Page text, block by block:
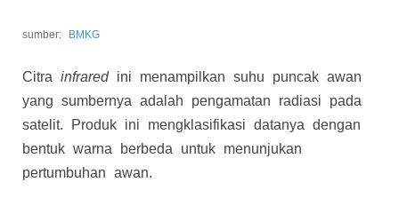
sumber: BMKG
Citra infraredini menampilkan suhu puncak awan
yang sumbernya adalah pengamatan radiasi pada
satelit. Produk ini mengklasifikasi datanya dengan
bentuk warna berbeda untuk menunjukan
pertumbuhan awan.